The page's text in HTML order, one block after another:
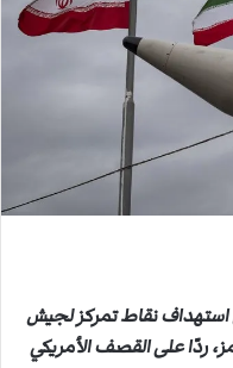
استهداف نقاط تمركز لجيش
ردّا على القصف الأمريكي